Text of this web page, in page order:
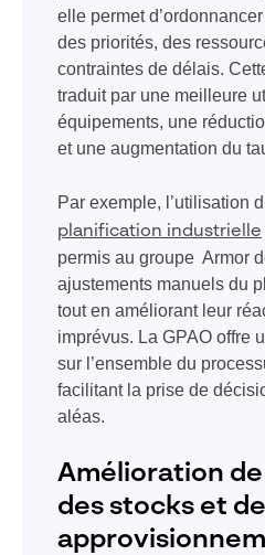
elle permet
des priorités, des
contraintes de délais.
traduit par une meilleure
équipements, une
et une augmentation du
Par exemple, l’utilisation
planification industrielle
permis au groupe Armor
ajustements manuels du
tout en améliorant leur
imprévus. La GPAO offre
sur l’ensemble du
facilitant la prise de
aléas.
Amélioration
des stocks et